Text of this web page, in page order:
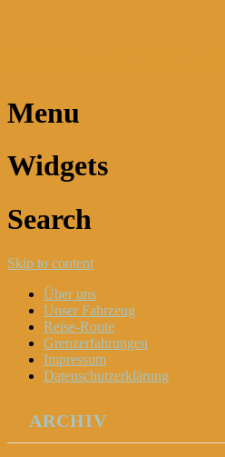
Menu
Widgets
Search
Skip to content
Über uns
Unser Fahrzeug
Reise-Route
Grenzerfahrungen
Impressum
Datenschutzerklärung
ARCHIV